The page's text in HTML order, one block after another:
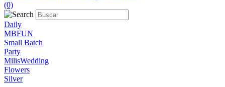
(0)
Daily
MBFUN
Small Batch
Party
MilisWedding
Flowers
Silver